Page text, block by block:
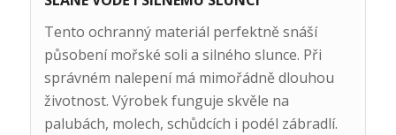
Tento ochranný materiál perfektně snáší
působení mořské soli a silného slunce. Při
správném nalepení má mimořádně dlouhou
životnost. Výrobek funguje skvěle na
palubách, molech, schůdcích i podél zábradlí.